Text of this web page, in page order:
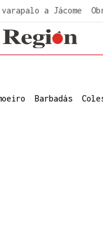
varapalo a Jácome
Barbadás